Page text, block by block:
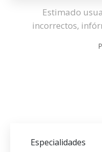
Estimado
incorrectos,
Especialidades